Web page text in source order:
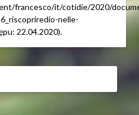
francesco/it/cotidie/2020/
nelle-
22.04.2020).